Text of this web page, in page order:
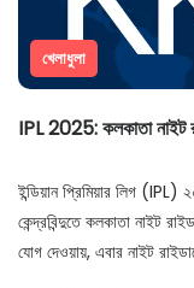
IPL 2025: কলকাতা নাইট
খেলাধুলা
ইন্ডিয়ান প্রিমিয়ার লিগ
কেন্দ্রবিন্দুতে কলকাতা নাইট
যোগ দেওয়ায়, এবার নাইট